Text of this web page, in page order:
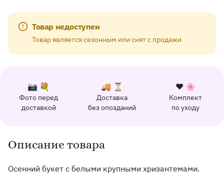
Товар недоступен
Товар является сезонным или снят с продажи
Почему выбирают Флорео
К каждому заказу прилагается:
Фото перед
доставкой
📷 💐
Доставка
без опозданий
🚚 ⏳
Комплект
по уходу
❤️ 🌸
Качественный сервис
162 отзыва с оценкой 5.0 ⭐
Информация о товаре и оказываемых услугах
Описание товара
Осенний букет с белыми крупными хризантемами.